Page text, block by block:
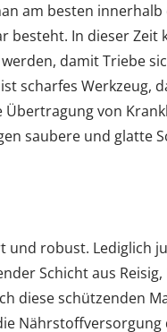
am besten
besteht. In dieser
damit Triebe
scharfes Werkzeug,
Übertragung von
saubere und glatte
robust. Lediglich
Schicht aus
diese schützenden
Nährstoffversorgung